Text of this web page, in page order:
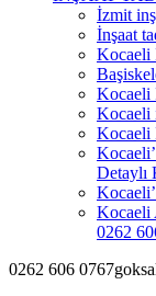
İzmit
İnşaat
Kocaeli
Kocaeli
Kocaeli
Kocaeli
Detaylı
Kocaeli
0262
0262 606 0767